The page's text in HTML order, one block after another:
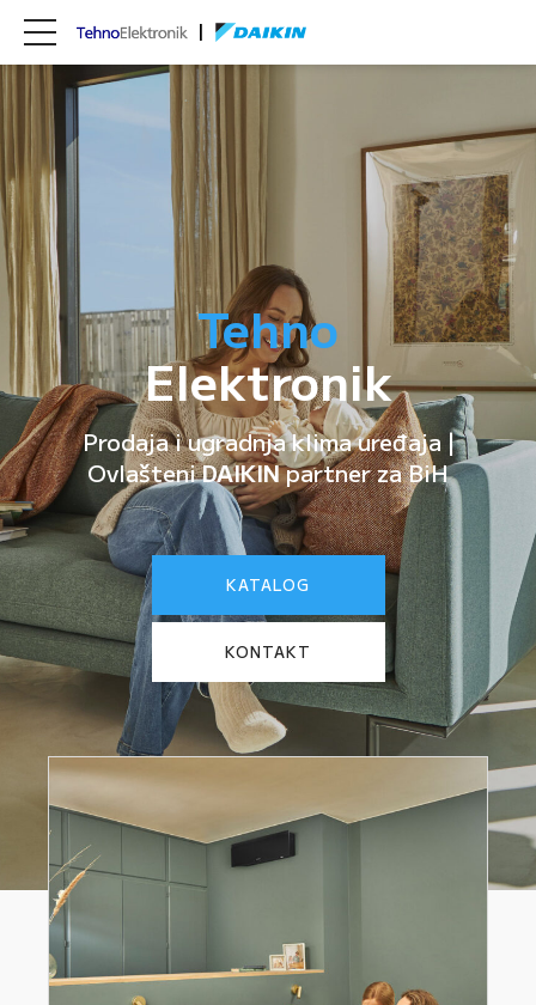
Tehno
Elektronik
Prodaja i ugradnja klima uređaja |
OvlašteniDAIKINpartner za BiH
KATALOG
KONTAKT